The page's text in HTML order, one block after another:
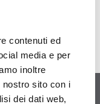
contenuti ed
media e per
inoltre
sito con i
dei dati web,